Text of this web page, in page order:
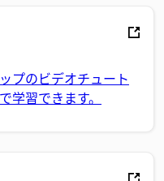
プのビデオチュート
学習できます。